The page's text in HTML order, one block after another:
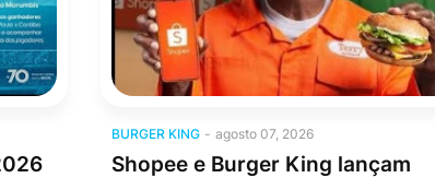
BURGER KING - agosto 07, 2026
Shopee e Burger King lançam